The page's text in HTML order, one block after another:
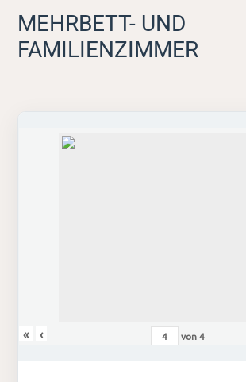
MEHRBETT- UND
FAMILIENZIMMER
« ‹ von4